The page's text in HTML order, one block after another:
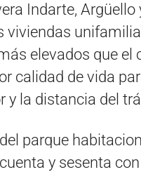
Indarte,
viviendas
elevados que
calidad de vida
y la distancia del
parque
y sesenta